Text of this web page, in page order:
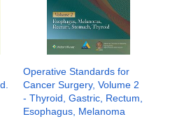
Operative Standards for
Cancer Surgery, Volume 2
- Thyroid, Gastric, Rectum,
Esophagus, Melanoma